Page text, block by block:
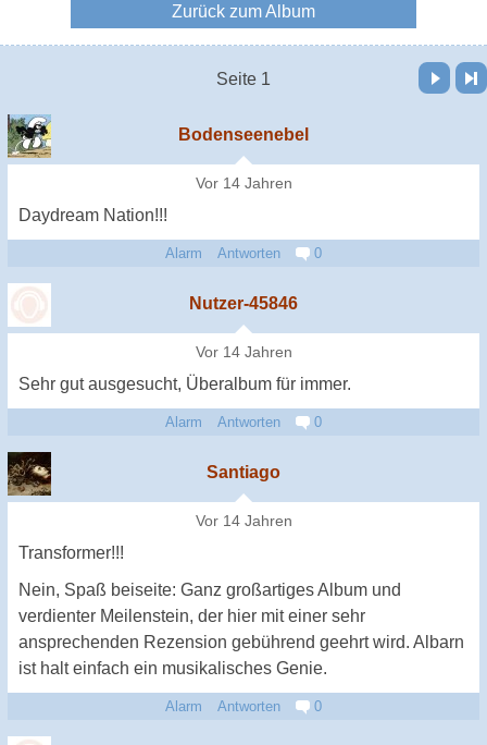
Zurück zum Album
Seite 1
Vor Letzte Seite
Bodenseenebel
Vor 14 Jahren
Daydream Nation!!!
Alarm Antworten 0
Nutzer-45846
Vor 14 Jahren
Sehr gut ausgesucht, Überalbum für immer.
Alarm Antworten 0
Santiago
Vor 14 Jahren
Transformer!!!
Nein, Spaß beiseite: Ganz großartiges Album und
verdienter Meilenstein, der hier mit einer sehr
ansprechenden Rezension gebührend geehrt wird. Albarn
ist halt einfach ein musikalisches Genie.
Alarm Antworten 0